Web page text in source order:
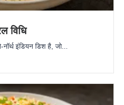
विधि
इंडियन डिश है, जो...